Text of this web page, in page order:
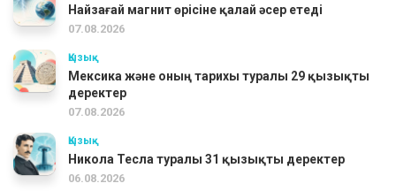
Найзағай магнит өрісіне қалай әсер етеді
07.08.2026
Қызық
Мексика және оның тарихы туралы 29 қызықты
деректер
07.08.2026
Қызық
Никола Тесла туралы 31 қызықты деректер
06.08.2026